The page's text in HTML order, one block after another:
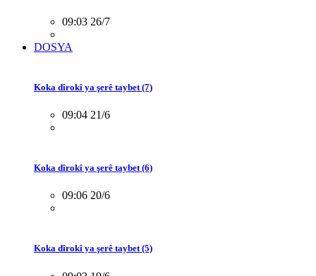
09:03 26/7
DOSYA
Koka dîrokî ya şerê taybet (7)
09:04 21/6
Koka dîrokî ya şerê taybet (6)
09:06 20/6
Koka dîrokî ya şerê taybet (5)